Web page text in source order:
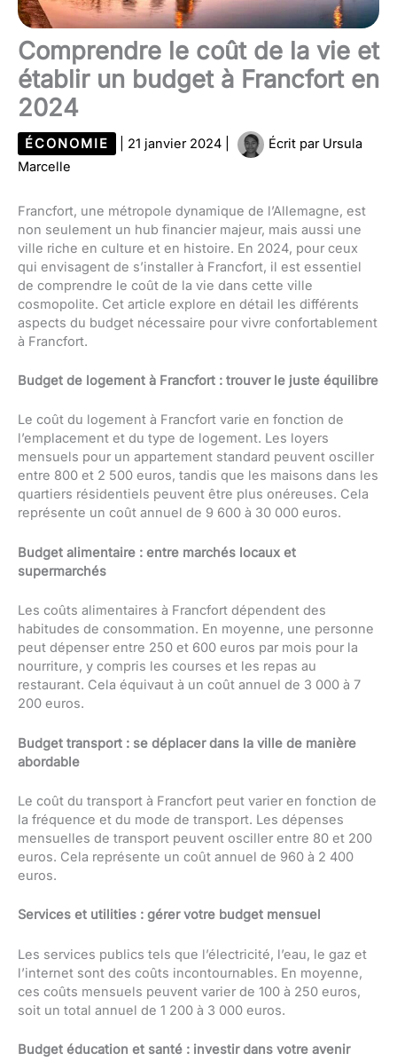
Comprendre le coût de la vie et
établir un budget à Francfort en
2024
ÉCONOMIE 21 janvier 2024 Écrit par Ursula
Marcelle
Francfort, une métropole dynamique de l’Allemagne, est
non seulement un hub financier majeur, mais aussi une
ville riche en culture et en histoire. En 2024, pour ceux
qui envisagent de s’installer à Francfort, il est essentiel
de comprendre le coût de la vie dans cette ville
cosmopolite. Cet article explore en détail les différents
aspects du budget nécessaire pour vivre confortablement
à Francfort.
Budget de logement à Francfort : trouver le juste équilibre
Le coût du logement à Francfort varie en fonction de
l’emplacement et du type de logement. Les loyers
mensuels pour un appartement standard peuvent osciller
entre 800 et 2 500 euros, tandis que les maisons dans les
quartiers résidentiels peuvent être plus onéreuses. Cela
représente un coût annuel de 9 600 à 30 000 euros.
Budget alimentaire : entre marchés locaux et
supermarchés
Les coûts alimentaires à Francfort dépendent des
habitudes de consommation. En moyenne, une personne
peut dépenser entre 250 et 600 euros par mois pour la
nourriture, y compris les courses et les repas au
restaurant. Cela équivaut à un coût annuel de 3 000 à 7
200 euros.
Budget transport : se déplacer dans la ville de manière
abordable
Le coût du transport à Francfort peut varier en fonction de
la fréquence et du mode de transport. Les dépenses
mensuelles de transport peuvent osciller entre 80 et 200
euros. Cela représente un coût annuel de 960 à 2 400
euros.
Services et utilities : gérer votre budget mensuel
Les services publics tels que l’électricité, l’eau, le gaz et
l’internet sont des coûts incontournables. En moyenne,
ces coûts mensuels peuvent varier de 100 à 250 euros,
soit un total annuel de 1 200 à 3 000 euros.
Budget éducation et santé : investir dans votre avenir